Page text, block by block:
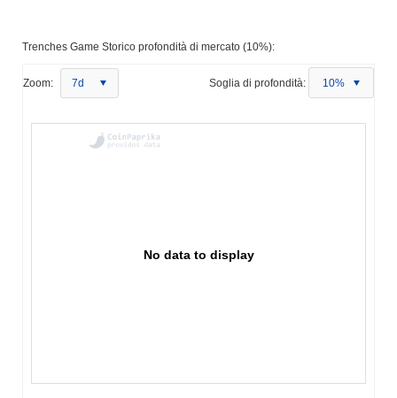
Trenches Game Storico profondità di mercato (10%):
Zoom: 7d Soglia di profondità: 10%
No data to display